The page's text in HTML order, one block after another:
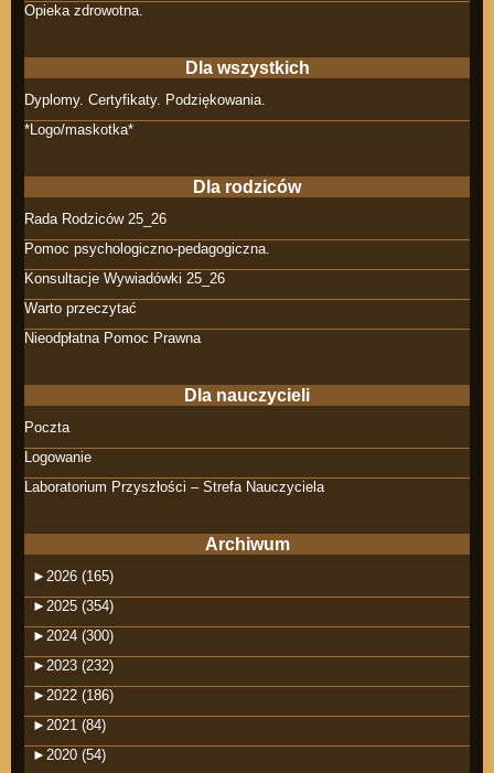
Opieka zdrowotna.
Dla wszystkich
Dyplomy. Certyfikaty. Podziękowania.
*Logo/maskotka*
Dla rodziców
Rada Rodziców 25_26
Pomoc psychologiczno-pedagogiczna.
Konsultacje Wywiadówki 25_26
Warto przeczytać
Nieodpłatna Pomoc Prawna
Dla nauczycieli
Poczta
Logowanie
Laboratorium Przyszłości – Strefa Nauczyciela
Archiwum
► 2026 (165)
► 2025 (354)
► 2024 (300)
► 2023 (232)
► 2022 (186)
► 2021 (84)
► 2020 (54)